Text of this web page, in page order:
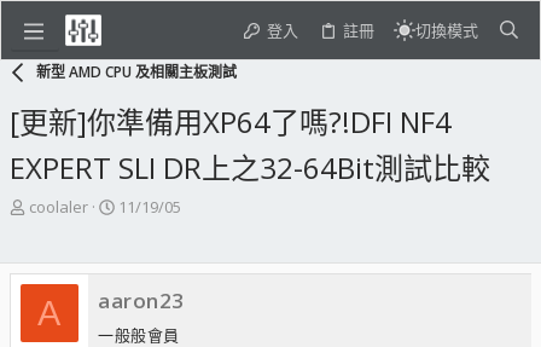
登入 註冊 切換模式
新型 AMD CPU 及相關主板測試
[更新]你準備用XP64了嗎?!DFI NF4
EXPERT SLI DR上之32-64Bit測試比較
主
起
coolaler
開
期
11/19/05
A aaron23
一般般會員